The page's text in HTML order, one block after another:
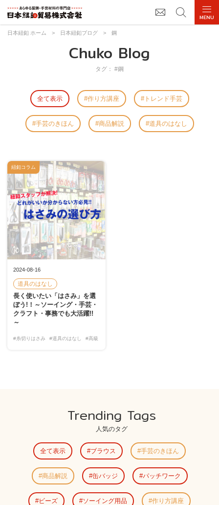
日本紐釦 ホーム > 日本紐釦ブログ > 鋼
Chuko Blog
タグ： #鋼
全て表示 作り方講座 トレンド手芸
手芸のきほん 商品解説 道具のはなし
2024-08-16
道具のはなし
長く使いたい「はさみ」を選
ぼう!！～ソーイング・手芸・
クラフト・事務でも大活躍!!
～
#糸切りはさみ #道具のはなし #高級
紐釦コラム
Trending Tags
人気のタグ
全て表示 ブラウス 手芸のきほん
商品解説 缶バッジ パッチワーク
ビーズ ソーイング用品 作り方講座